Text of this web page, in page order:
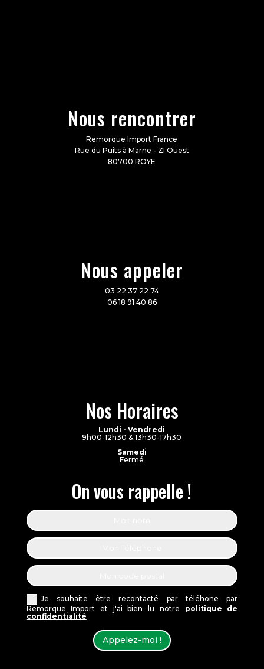
Nous rencontrer
Remorque Import France
Rue du Puits à Marne - ZI Ouest
80700 ROYE
Nous appeler
03 22 37 22 74
06 18 91 40 86
Nos Horaires
Lundi - Vendredi
9h00-12h30 & 13h30-17h30
Samedi
Fermé
On vous rappelle !
Je souhaite être recontacté par téléhone par
Remorque Import et j'ai bien lu notre politique de
confidentialité
Appelez-moi !